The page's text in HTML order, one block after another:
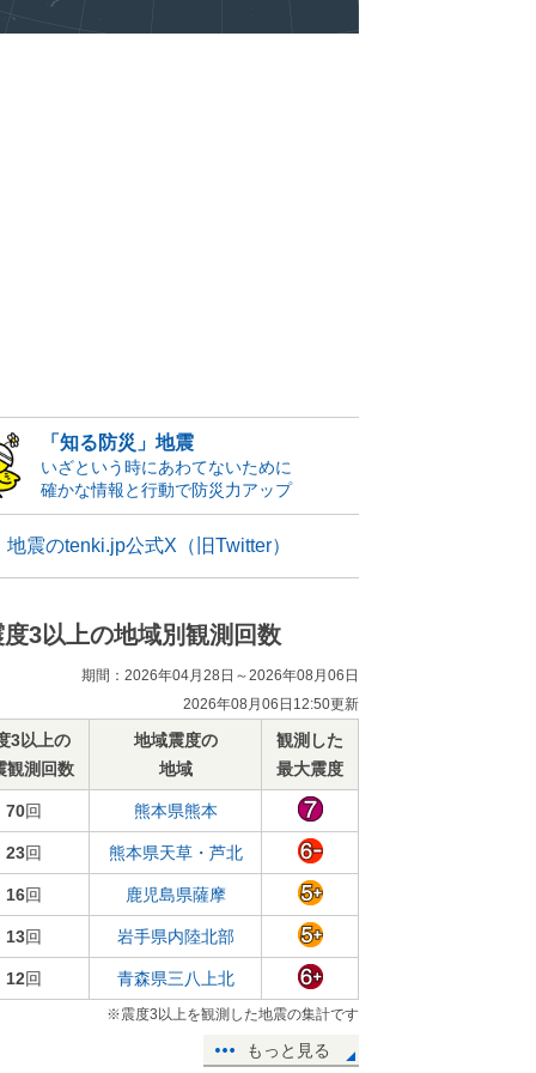
「知る防災」地震
いざという時にあわてないために
確かな情報と行動で防災力アップ
地震のtenki.jp公式X（旧Twitter）
度3以上の地域別観測回数
期間：2026年04月28日～2026年08月06日
2026年08月06日12:50更新
3以上の
観測回数
地域震度の
地域
観測した
最大震度
70回 熊本県熊本
23回 熊本県天草・芦北
16回 鹿児島県薩摩
13回 岩手県内陸北部
12回 青森県三八上北
※震度3以上を観測した地震の集計です
もっと見る